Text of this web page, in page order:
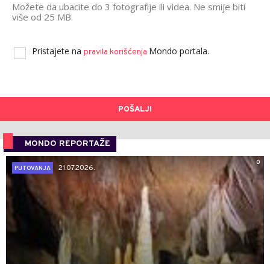
Možete da ubacite do 3 fotografije ili videa. Ne smije biti
više od 25 MB.
Pristajete na pravila korišćenja Mondo portala.
POŠALJI
MONDO REPORTAŽE
0
PUTOVANJA
21.07.2026.